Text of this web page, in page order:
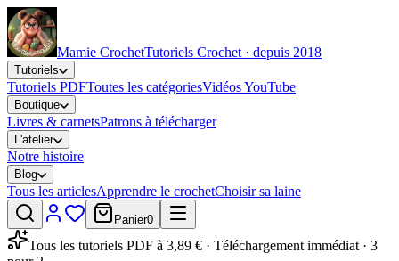
Mamie CrochetTutoriels Crochet · depuis 2018
Tutoriels
Tutoriels PDFToutes les catégoriesVidéos YouTube
Boutique
Livres & carnetsPatrons à télécharger
L'atelier
Notre histoire
Blog
Tous les articlesApprendre le crochetChoisir sa laine
Panier0
Tous les tutoriels PDF à 3,89 € · Téléchargement immédiat · 3